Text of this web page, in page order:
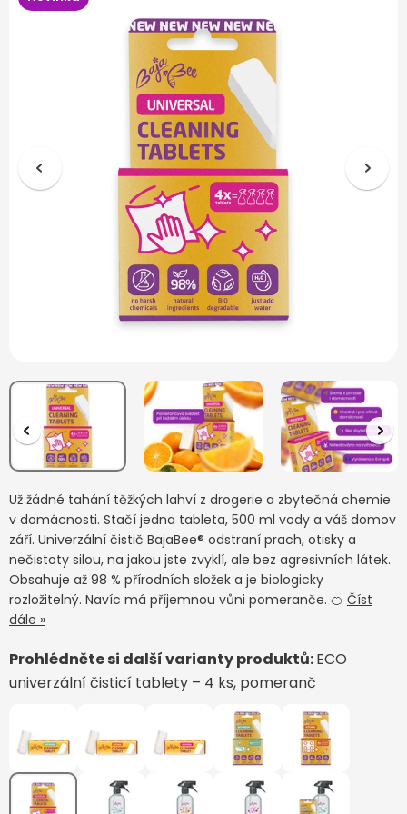
Už žádné tahání těžkých lahví z drogerie a zbytečná chemie
v domácnosti. Stačí jedna tableta, 500 ml vody a váš domov
září. Univerzální čistič BajaBee® odstraní prach, otisky a
nečistoty silou, na jakou jste zvyklí, ale bez agresivních látek.
Obsahuje až 98 % přírodních složek a je biologicky
rozložitelný. Navíc má příjemnou vůni pomeranče. 🍊 Číst
dále »
Prohlédněte si další varianty produktů:ECO
univerzální čisticí tablety – 4 ks, pomeranč